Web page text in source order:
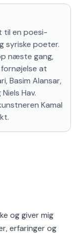
og giver mig
erfaringer og
til en poesi­
syriske poeter.
næste gang,
at
Basim Alansar,
Hav.
Kamal